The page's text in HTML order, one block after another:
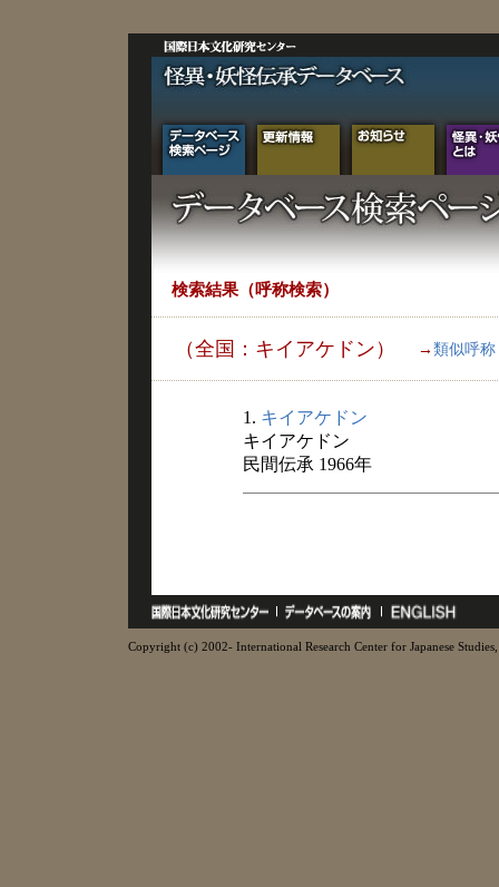
検索結果（呼称検索）
（全国：キイアケドン） → 類似呼称
1. キイアケドン
キイアケドン
民間伝承 1966年
Copyright (c) 2002- International Research Center for Japanese